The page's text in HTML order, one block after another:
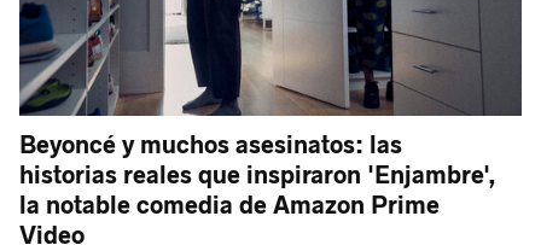
Beyoncé y muchos asesinatos: las
historias reales que inspiraron 'Enjambre',
la notable comedia de Amazon Prime
Video